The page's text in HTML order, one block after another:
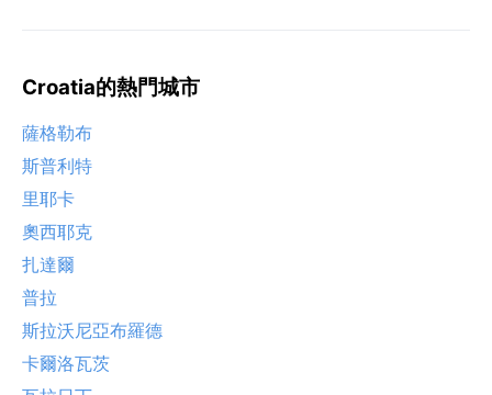
Croatia的熱門城市
薩格勒布
斯普利特
里耶卡
奧西耶克
扎達爾
普拉
斯拉沃尼亞布羅德
卡爾洛瓦茨